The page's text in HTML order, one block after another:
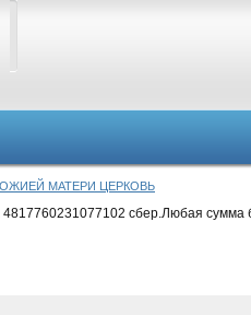
МАТЕРИ ЦЕРКОВЬ
сбер.Любая сумма